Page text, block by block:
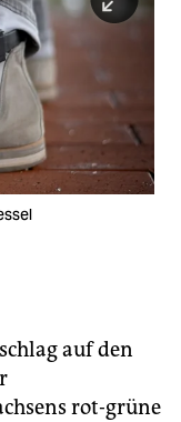
auf den
rot-grüne